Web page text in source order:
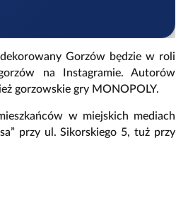
Gorzów będzie w roli
na Instagramie. Autorów
gorzowskie gry MONOPOLY.
w miejskich mediach
przy ul. Sikorskiego 5, tuż przy